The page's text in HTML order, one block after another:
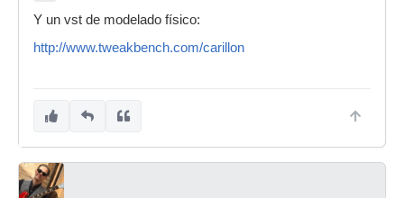
Y un vst de modelado físico:
http://www.tweakbench.com/carillon